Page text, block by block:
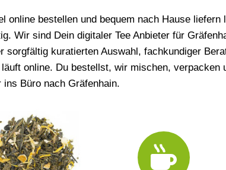
online bestellen und bequem nach Hause liefern
Wir sind Dein digitaler Tee Anbieter für
kuratierten Auswahl, fachkundiger
online. Du bestellst, wir mischen, verpacken
Büro nach Gräfenhain.